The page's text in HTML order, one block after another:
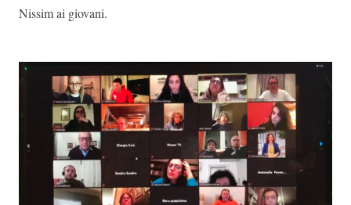
Nissim ai giovani.